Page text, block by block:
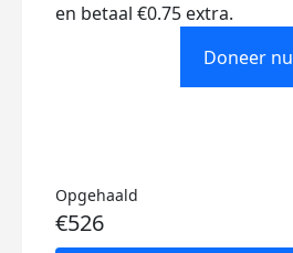
en betaal €0.75 extra.
Doneer nu
Opgehaald
€526